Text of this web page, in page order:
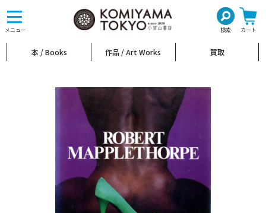
メニュー 検索 カート
toggle
navigation
本 / Books 作品 / Art Works 買取